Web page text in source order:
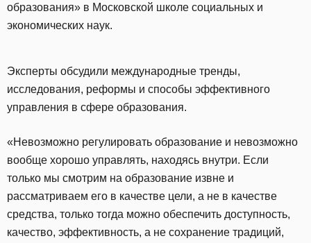
образования» в Московской школе социальных и
экономических наук.
Эксперты обсудили международные тренды,
исследования, реформы и способы эффективного
управления в сфере образования.
«Невозможно регулировать образование и невозможно
вообще хорошо управлять, находясь внутри. Если
только мы смотрим на образование извне и
рассматриваем его в качестве цели, а не в качестве
средства, только тогда можно обеспечить доступность,
качество, эффективность, а не сохранение традиций,